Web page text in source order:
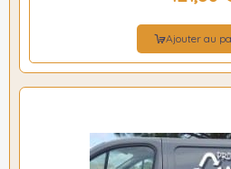
Ajouter au